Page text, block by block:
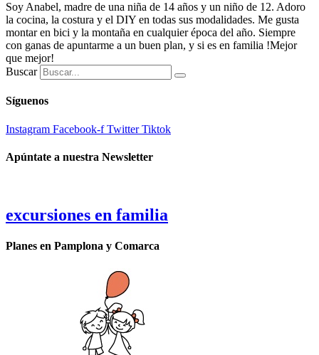
Soy Anabel, madre de una niña de 14 años y un niño de 12. Adoro
la cocina, la costura y el DIY en todas sus modalidades. Me gusta
montar en bici y la montaña en cualquier época del año. Siempre
con ganas de apuntarme a un buen plan, y si es en familia !Mejor
que mejor!
Buscar
Síguenos
Instagram Facebook-f Twitter Tiktok
Apúntate a nuestra Newsletter
excursiones en familia
Planes en Pamplona y Comarca